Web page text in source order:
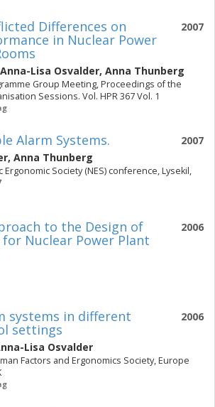
2007
Differences on
in Nuclear Power
Anna-Lisa Osvalder, Anna Thunberg
Group Meeting, Proceedings of the
Sessions. Vol. HPR 367 Vol. 1
2007
Alarm Systems.
, Anna Thunberg
Society (NES) conference, Lysekil,
2006
to the Design of
Nuclear Power Plant
2006
systems in different
settings
Lisa Osvalder
Factors and Ergonomics Society, Europe